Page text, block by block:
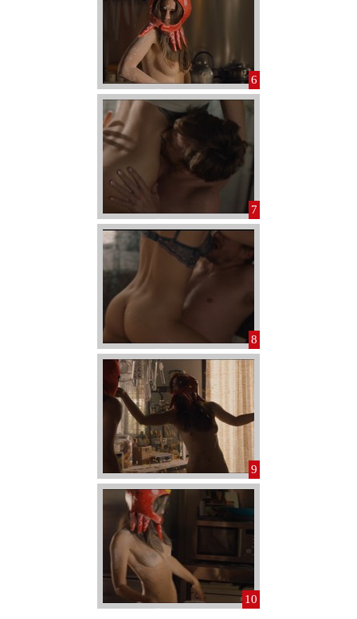
6
7
8
9
10